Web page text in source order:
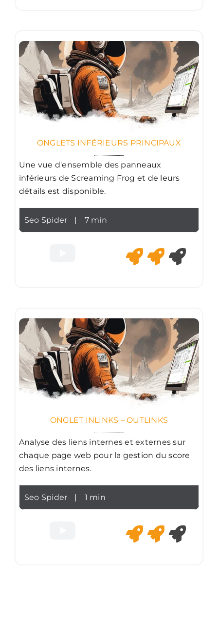
ONGLETS INFÉRIEURS PRINCIPAUX
Une vue d'ensemble des panneaux
inférieurs de Screaming Frog et de leurs
détails est disponible.
Seo Spider | 7 min
ONGLET INLINKS – OUTLINKS
Analyse des liens internes et externes sur
chaque page web pour la gestion du score
des liens internes.
Seo Spider | 1 min